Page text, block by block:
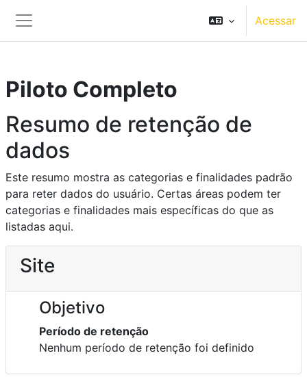
Painel lateral
Acessar
Piloto Completo
Resumo de retenção de
dados
Este resumo mostra as categorias e finalidades padrão
para reter dados do usuário. Certas áreas podem ter
categorias e finalidades mais específicas do que as
listadas aqui.
Site
Objetivo
Período de retenção
Nenhum período de retenção foi definido